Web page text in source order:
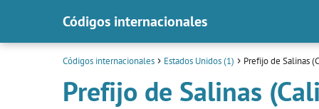
Códigos internacionales
Códigos internacionales Estados Unidos (1) Prefijo de Salinas
Prefijo de Salinas